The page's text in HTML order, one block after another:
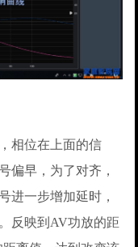
相位在上面的信
偏早，为了对齐，
进一步增加延时，
反映到AV功放的距